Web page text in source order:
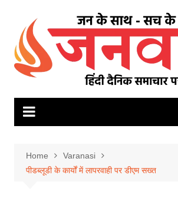
content
Home
Varanasi
पीडब्लूडी के कार्यों में लापरवाही पर डीएम सख्त